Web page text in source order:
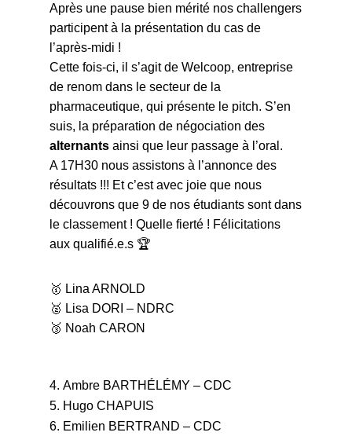
Après une pause bien mérité nos challengers
participent à la présentation du cas de
l’après-midi !
Cette fois-ci, il s’agit de Welcoop, entreprise
de renom dans le secteur de la
pharmaceutique, qui présente le pitch. S’en
suis, la préparation de négociation des
alternants ainsi que leur passage à l’oral.
A 17H30 nous assistons à l’annonce des
résultats !!! Et c’est avec joie que nous
découvrons que 9 de nos étudiants sont dans
le classement ! Quelle fierté ! Félicitations
aux qualifié.e.s 🏆
🥇 Lina ARNOLD
🥈 Lisa DORI – NDRC
🥉 Noah CARON
Ambre BARTHÉLÉMY – CDC
Hugo CHAPUIS
Emilien BERTRAND – CDC